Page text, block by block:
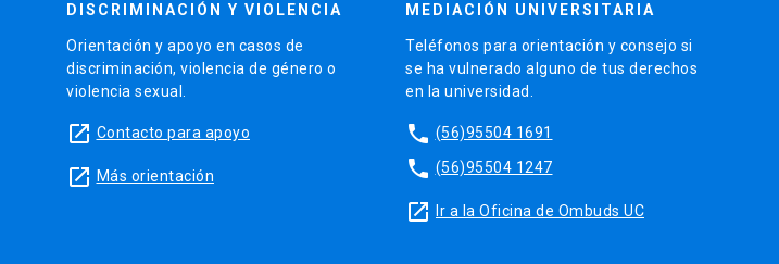
DISCRIMINACIÓN Y VIOLENCIA
Orientación y apoyo en casos de
discriminación, violencia de género o
violencia sexual.
launch Contacto para apoyo
launch Más orientación
MEDIACIÓN UNIVERSITARIA
Teléfonos para orientación y consejo si
se ha vulnerado alguno de tus derechos
en la universidad.
phone (56)95504 1691
phone (56)95504 1247
launch Ir a la Oficina de Ombuds UC